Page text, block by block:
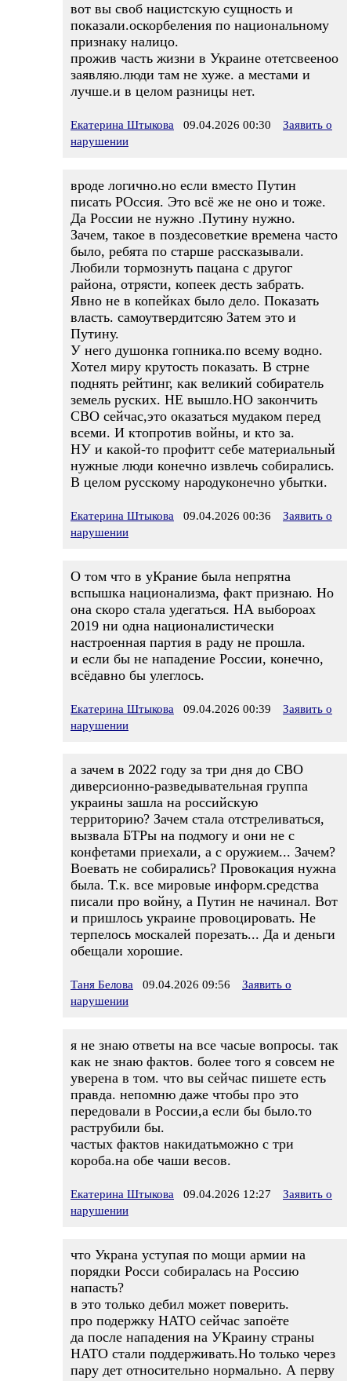
вот вы своб нацистскую сущность и
показали.оскорбеления по национальному
признаку налицо.
прожив часть жизни в Украине отетсвееноо
заявляю.люди там не хуже. а местами и
лучше.и в целом разницы нет.
Екатерина Штыкова 09.04.2026 00:30
Заявить о
нарушении
вроде логично.но если вместо Путин
писать РОссия. Это всё же не оно и тоже.
Да России не нужно .Путину нужно.
Зачем, такое в поздесоветкие времена часто
было, ребята по старше рассказывали.
Любили тормознуть пацана с другог
района, отрясти, копеек десть забрать.
Явно не в копейках было дело. Показать
власть. самоутвердитсяю Затем это и
Путину.
У него душонка гопника.по всему водно.
Хотел миру крутость показать. В стрне
поднять рейтинг, как великий собиратель
земель руских. НЕ вышло.НО закончить
СВО сейчас,это оказаться мудаком перед
всеми. И ктопротив войны, и кто за.
НУ и какой-то профитт себе материальный
нужные люди конечно извлечь собирались.
В целом русскому народуконечно убытки.
Екатерина Штыкова 09.04.2026 00:36
Заявить о
нарушении
О том что в уКрание была непрятна
вспышка национализма, факт признаю. Но
она скоро стала удегаться. НА выбороах
2019 ни одна националистически
настроенная партия в раду не прошла.
и если бы не нападение России, конечно,
всёдавно бы улеглось.
Екатерина Штыкова 09.04.2026 00:39
Заявить о
нарушении
а зачем в 2022 году за три дня до СВО
диверсионно-разведывательная группа
украины зашла на российскую
территорию? Зачем стала отстреливаться,
вызвала БТРы на подмогу и они не с
конфетами приехали, а с оружием... Зачем?
Воевать не собирались? Провокация нужна
была. Т.к. все мировые информ.средства
писали про войну, а Путин не начинал. Вот
и пришлось украине провоцировать. Не
терпелось москалей порезать... Да и деньги
обещали хорошие.
Таня Белова 09.04.2026 09:56
Заявить о
нарушении
я не знаю ответы на все часые вопросы. так
как не знаю фактов. более того я совсем не
уверена в том. что вы сейчас пишете есть
правда. непомню даже чтобы про это
передовали в России,а если бы было.то
раструбили бы.
частых фактов накидатьможно с три
короба.на обе чаши весов.
Екатерина Штыкова 09.04.2026 12:27
Заявить о
нарушении
что Украна уступая по мощи армии на
порядки Росси собиралась на Россию
напасть?
в это только дебил может поверить.
про подержку НАТО сейчас запоёте
да после нападения на УКраину страны
НАТО стали поддерживать.Но только через
пару дет относительно нормально. А перву